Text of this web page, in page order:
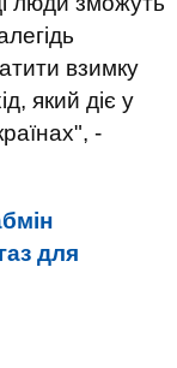
взимку
який діє у
-
для